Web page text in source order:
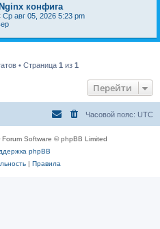
конфига
Ср авг 05, 2026 5:23 pm
• Страница 1 из 1
Перейти
Часовой пояс: UTC
Forum Software © phpBB Limited
phpBB
| Правила